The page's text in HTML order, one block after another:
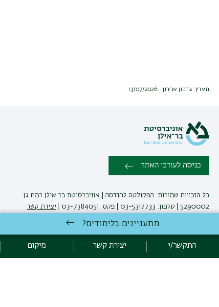
תאריך עדכון אחרון : 13/07/2026
כניסה לעורכי האתר
כל הזכויות שמורות: הפקולטה להנדסה | אוניברסיטת בר אילן רמת גן
5290002 | טלפון: 03-5317733 | פקס: 03-7384051 |
יצירת קשר
לימודי הנדסהבאוניברסיטת בר-אילן
פיתוח:אגף תקשוב, אוניברסיטת בר-אילן
הצהרת נגישות
מדיניות פרטיות
מתעניינים בלימודים?
התקשר/י יצירת קשר מיקום